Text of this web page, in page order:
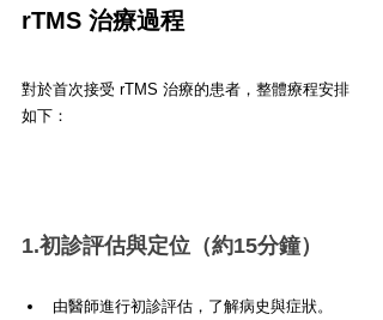
rTMS 治療過程
對於首次接受 rTMS 治療的患者，整體療程安排
如下：
1.初診評估與定位（約15分鐘）
由醫師進行初診評估，了解病史與症狀。